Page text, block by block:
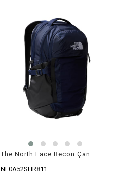
The North Face Recon Çanta Lacivert
NF0A52SHR811